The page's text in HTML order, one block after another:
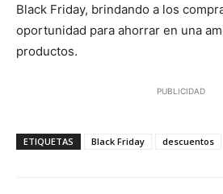
Black Friday, brindando a los
oportunidad para ahorrar en una
productos.
PUBLICIDAD
ETIQUETAS Black Friday descuentos